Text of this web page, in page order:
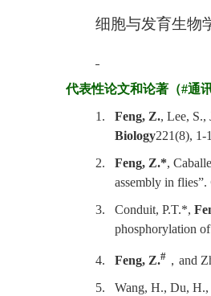
细胞与发育生物
代表性论文和论著（#通
1.
Feng, Z., Lee, S.,
Biology221(8), 1-
2.
Feng, Z.*,
assembly in flies”.
3.
Conduit, P.T.*,
phosphorylation
4. Feng, Z.# ， and
5.
Wang, H., Du,